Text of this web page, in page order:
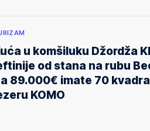
u komšiluku Džordža
od stana na rubu
89.000€ imate 70
KOMO